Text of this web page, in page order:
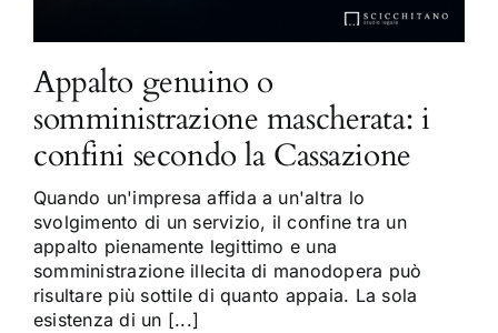
Appalto genuino o
somministrazione mascherata: i
confini secondo la Cassazione
Quando un'impresa affida a un'altra lo
svolgimento di un servizio, il confine tra un
appalto pienamente legittimo e una
somministrazione illecita di manodopera può
risultare più sottile di quanto appaia. La sola
esistenza di un [...]